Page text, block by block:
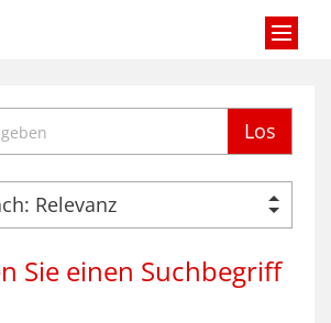
Los
Sie einen Suchbegriff